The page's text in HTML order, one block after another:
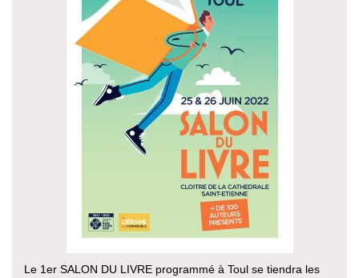
Le 1er SALON DU LIVRE programmé à Toul se tiendra les